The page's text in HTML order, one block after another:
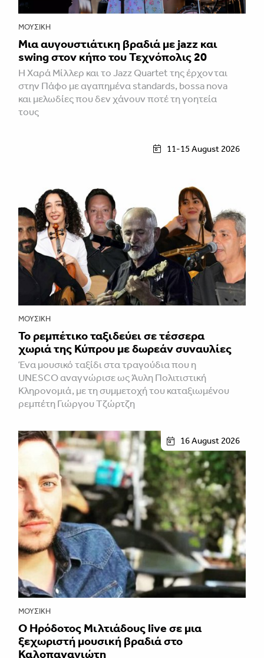
ΜΟΥΣΙΚΉ
Μια αυγουστιάτικη βραδιά με jazz και
swing στον κήπο του Τεχνόπολις 20
Η Χαρά Μίλλερ και το Jazz Quartet της έρχονται
στην Πάφο με αγαπημένα standards, bossa nova
και μελωδίες που δεν χάνουν ποτέ τη γοητεία
τους
11-15 August 2026
ΜΟΥΣΙΚΉ
Το ρεμπέτικο ταξιδεύει σε τέσσερα
χωριά της Κύπρου με δωρεάν συναυλίες
Ένα μουσικό ταξίδι στα τραγούδια που η
UNESCO αναγνώρισε ως Άυλη Πολιτιστική
Κληρονομιά, με τη συμμετοχή του καταξιωμένου
ρεμπέτη Γιώργου Τζώρτζη
16 August 2026
ΜΟΥΣΙΚΉ
Ο Ηρόδοτος Μιλτιάδους live σε μια
ξεχωριστή μουσική βραδιά στο
Καλοπαναγιώτη